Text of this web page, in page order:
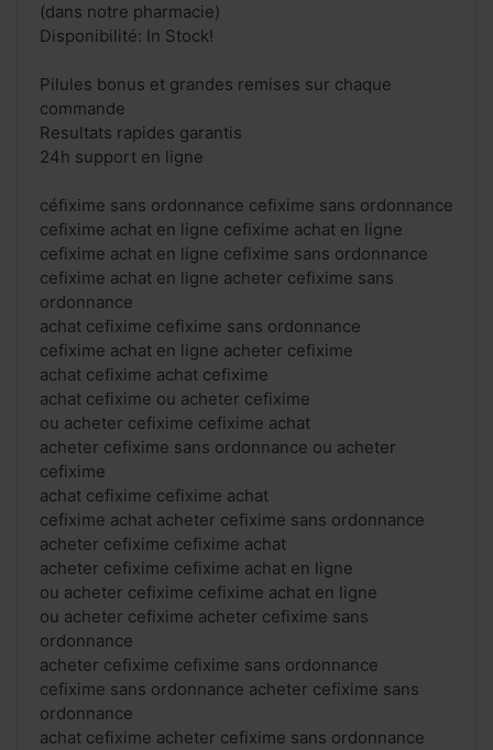
(dans notre pharmacie)
Disponibilité: In Stock!
Pilules bonus et grandes remises sur chaque
commande
Resultats rapides garantis
24h support en ligne
céfixime sans ordonnance cefixime sans ordonnance
cefixime achat en ligne cefixime achat en ligne
cefixime achat en ligne cefixime sans ordonnance
cefixime achat en ligne acheter cefixime sans
ordonnance
achat cefixime cefixime sans ordonnance
cefixime achat en ligne acheter cefixime
achat cefixime achat cefixime
achat cefixime ou acheter cefixime
ou acheter cefixime cefixime achat
acheter cefixime sans ordonnance ou acheter
cefixime
achat cefixime cefixime achat
cefixime achat acheter cefixime sans ordonnance
acheter cefixime cefixime achat
acheter cefixime cefixime achat en ligne
ou acheter cefixime cefixime achat en ligne
ou acheter cefixime acheter cefixime sans
ordonnance
acheter cefixime cefixime sans ordonnance
cefixime sans ordonnance acheter cefixime sans
ordonnance
achat cefixime acheter cefixime sans ordonnance